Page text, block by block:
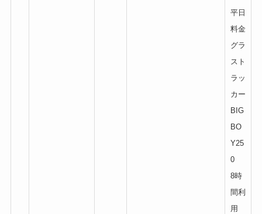
平日
料金
グラ
スト
ラッ
カー
BIG
BO
Y25
0
8時
間利
用